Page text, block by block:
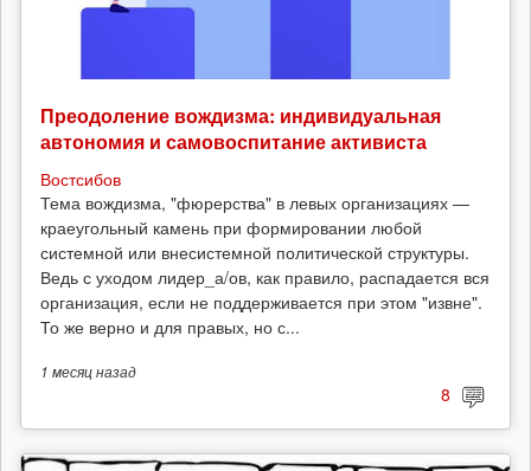
Преодоление вождизма: индивидуальная
автономия и самовоспитание активиста
Востсибов
Тема вождизма, "фюрерства" в левых организациях —
краеугольный камень при формировании любой
системной или внесистемной политической структуры.
Ведь с уходом лидер_а/ов, как правило, распадается вся
организация, если не поддерживается при этом "извне".
То же верно и для правых, но с...
1 месяцназад
8